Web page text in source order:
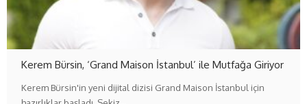
Kerem Bürsin, ‘Grand Maison İstanbul’ ile Mutfağa Giriyor
Kerem Bürsin'in yeni dijital dizisi Grand Maison İstanbul için